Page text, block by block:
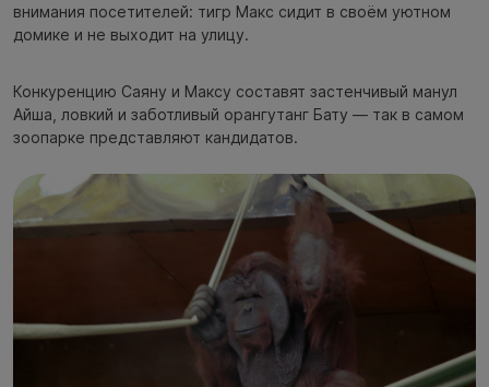
внимания посетителей: тигр Макс сидит в своём уютном
домике и не выходит на улицу.
Конкуренцию Саяну и Максу составят застенчивый манул
Айша, ловкий и заботливый орангутанг Бату — так в самом
зоопарке представляют кандидатов.